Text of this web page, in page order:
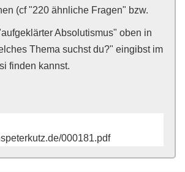
(cf "220 ähnliche Fragen" bzw.
Absolutismus" oben in
Thema suchst du?" eingibst im
finden kannst.
000181.pdf